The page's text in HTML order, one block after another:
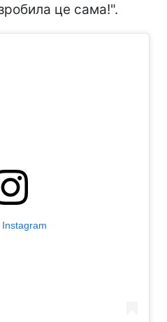
це сама!".
Instagram